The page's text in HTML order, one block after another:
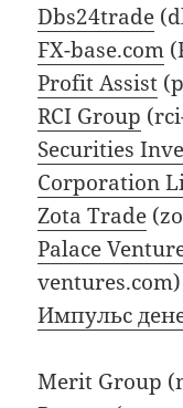
Dbs24trade
FX-base.com
Profit Assist
RCI Group
Securities
Corporation
Zota Trade
Palace
ventures.com)
Импульс
Merit Group